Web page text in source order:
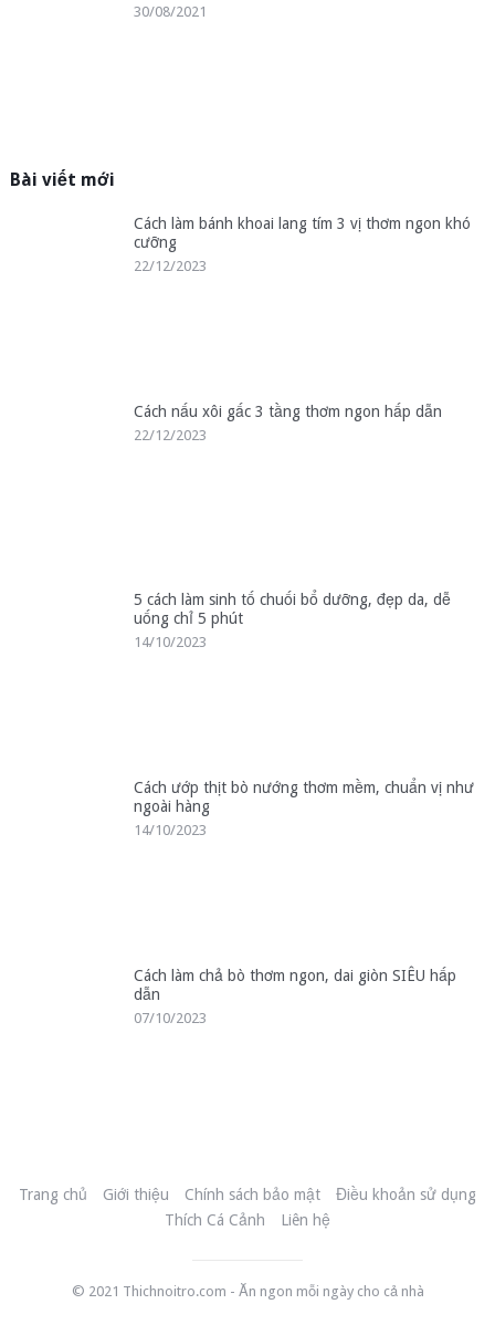
30/08/2021
Bài viết mới
Cách làm bánh khoai lang tím 3 vị thơm ngon khó
cưỡng
22/12/2023
Cách nấu xôi gấc 3 tầng thơm ngon hấp dẫn
22/12/2023
5 cách làm sinh tố chuối bổ dưỡng, đẹp da, dễ
uống chỉ 5 phút
14/10/2023
Cách ướp thịt bò nướng thơm mềm, chuẩn vị như
ngoài hàng
14/10/2023
Cách làm chả bò thơm ngon, dai giòn SIÊU hấp
dẫn
07/10/2023
Trang chủ Giới thiệu Chính sách bảo mật
Điều khoản sử dụng
Thích Cá Cảnh
Liên hệ
© 2021 Thichnoitro.com - Ăn ngon mỗi ngày cho cả nhà